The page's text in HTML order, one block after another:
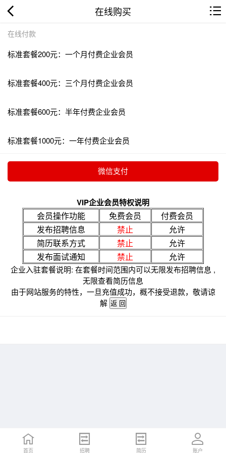
在线购买
在线付款
标准套餐200元：一个月付费企业会员
标准套餐400元：三个月付费企业会员
标准套餐600元：半年付费企业会员
标准套餐1000元：一年付费企业会员
VIP企业会员特权说明
会员操作功能 免费会员
付费会员
发布招聘信息
禁止
允许
简历联系方式
禁止
允许
发布面试通知
禁止 允许
企业入驻套餐说明: 在套餐时间范围内可以无限发布招聘信息 ,
无限查看简历信息
由于网站服务的特性，一旦充值成功，概不接受退款，敬请谅
解
首页 招聘 简历 账户